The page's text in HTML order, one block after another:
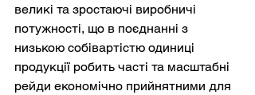
великі та зростаючі виробничі
потужності, що в поєднанні з
низькою собівартістю одиниці
продукції робить часті та масштабні
рейди економічно прийнятними для